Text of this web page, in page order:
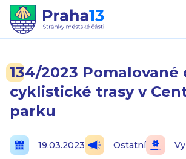
134/2023 Pomalované
cyklistické trasy v
parku
19.03.2023 Ostatní